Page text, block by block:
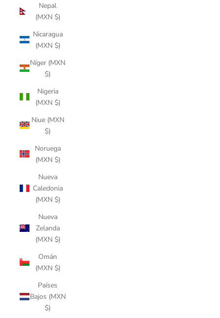
Nepal
(MXN $)
Nicaragua
(MXN $)
Níger (MXN
$)
Nigeria
(MXN $)
Niue (MXN
$)
Noruega
(MXN $)
Nueva
Caledonia
(MXN $)
Nueva
Zelanda
(MXN $)
Omán
(MXN $)
Países
Bajos (MXN
$)